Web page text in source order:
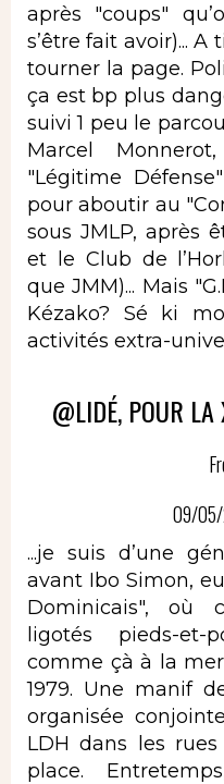
après "coups"
s’être fait avoir)...
tourner la page.
ça est bp plus
suivi 1 peu le
Marcel
"Légitime
pour aboutir au
sous JMLP, après
et le Club de
que JMM)... Mais
Kézako? Sé ki
activités extra-
@LIDÉ, POUR LA
09/
...je suis d’une
avant Ibo Simon,
Dominicais", où
ligotés pieds-et-
comme çà à la
1979. Une manif
organisée
LDH dans les
place.